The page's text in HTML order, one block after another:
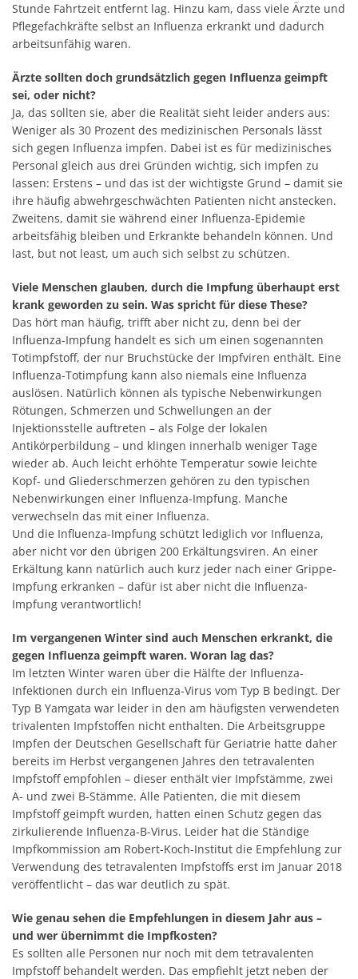
Stunde Fahrtzeit entfernt lag. Hinzu kam, dass viele Ärzte und
Pflegefachkräfte selbst an Influenza erkrankt und dadurch
arbeitsunfähig waren.
Ärzte sollten doch grundsätzlich gegen Influenza geimpft
sei, oder nicht?
Ja, das sollten sie, aber die Realität sieht leider anders aus:
Weniger als 30 Prozent des medizinischen Personals lässt
sich gegen Influenza impfen. Dabei ist es für medizinisches
Personal gleich aus drei Gründen wichtig, sich impfen zu
lassen: Erstens – und das ist der wichtigste Grund – damit sie
ihre häufig abwehrgeschwächten Patienten nicht anstecken.
Zweitens, damit sie während einer Influenza-Epidemie
arbeitsfähig bleiben und Erkrankte behandeln können. Und
last, but not least, um auch sich selbst zu schützen.
Viele Menschen glauben, durch die Impfung überhaupt erst
krank geworden zu sein. Was spricht für diese These?
Das hört man häufig, trifft aber nicht zu, denn bei der
Influenza-Impfung handelt es sich um einen sogenannten
Totimpfstoff, der nur Bruchstücke der Impfviren enthält. Eine
Influenza-Totimpfung kann also niemals eine Influenza
auslösen. Natürlich können als typische Nebenwirkungen
Rötungen, Schmerzen und Schwellungen an der
Injektionsstelle auftreten – als Folge der lokalen
Antikörperbildung – und klingen innerhalb weniger Tage
wieder ab. Auch leicht erhöhte Temperatur sowie leichte
Kopf- und Gliederschmerzen gehören zu den typischen
Nebenwirkungen einer Influenza-Impfung. Manche
verwechseln das mit einer Influenza.
Und die Influenza-Impfung schützt lediglich vor Influenza,
aber nicht vor den übrigen 200 Erkältungsviren. An einer
Erkältung kann natürlich auch kurz jeder nach einer Grippe-
Impfung erkranken – dafür ist aber nicht die Influenza-
Impfung verantwortlich!
Im vergangenen Winter sind auch Menschen erkrankt, die
gegen Influenza geimpft waren. Woran lag das?
Im letzten Winter waren über die Hälfte der Influenza-
Infektionen durch ein Influenza-Virus vom Typ B bedingt. Der
Typ B Yamgata war leider in den am häufigsten verwendeten
trivalenten Impfstoffen nicht enthalten. Die Arbeitsgruppe
Impfen der Deutschen Gesellschaft für Geriatrie hatte daher
bereits im Herbst vergangenen Jahres den tetravalenten
Impfstoff empfohlen – dieser enthält vier Impfstämme, zwei
A- und zwei B-Stämme. Alle Patienten, die mit diesem
Impfstoff geimpft wurden, hatten einen Schutz gegen das
zirkulierende Influenza-B-Virus. Leider hat die Ständige
Impfkommission am Robert-Koch-Institut die Empfehlung zur
Verwendung des tetravalenten Impfstoffs erst im Januar 2018
veröffentlicht – das war deutlich zu spät.
Wie genau sehen die Empfehlungen in diesem Jahr aus –
und wer übernimmt die Impfkosten?
Es sollten alle Personen nur noch mit dem tetravalenten
Impfstoff behandelt werden. Das empfiehlt jetzt neben der